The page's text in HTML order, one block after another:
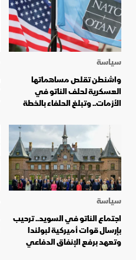
سياسة
واشنطن تقلص مساهماتها
العسكرية لحلف الناتو في
الأزمات.. وتبلغ الحلفاء بالخطة
سياسة
اجتماع الناتو في السويد.. ترحيب
بإرسال قوات أميركية لبولندا
وتعهد برفع الإنفاق الدفاعي